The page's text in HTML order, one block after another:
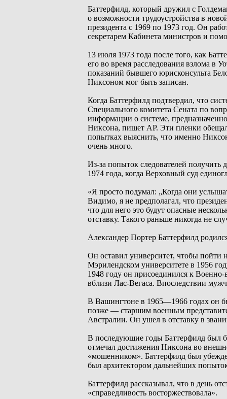
Баттерфилд, который дружил с
о возможности трудоустройства в
президента с 1969 по 1973 год. Он
секретарем Кабинета министров и
13 июля 1973 года после того, как
его во время расследования взлома в
показаний бывшего юрисконсульта
Никсоном мог быть записан.
Когда Баттерфилд подтвердил, что
Специального комитета Сената по
информации о системе,
Никсона, пишет AP. Эти пленки
попытках выяснить, что именно
очень много.
Из-за попыток следователей получить
1974 года, когда Верховный суд
«Я просто подумал: „Когда они
Видимо, я не предполагал, что
что для него это будут опасные
отставку. Такого раньше никогда не
Александер Портер Баттерфилд
Он оставил университет, чтобы пойти
Мэрилендском университете в 1956
1948 году он присоединился к
вблизи Лас-Вегаса. Впоследствии
В Вашингтоне в 1965—1966 годах он
позже — старшим военным
Австралии. Он ушел в отставку в
В последующие годы Баттерфилд был
отмечал достижения Никсона во
«мошенником». Баттерфилд был
был архитектором дальнейших
Баттерфилд рассказывал, что в день
«справедливость восторжествовала».